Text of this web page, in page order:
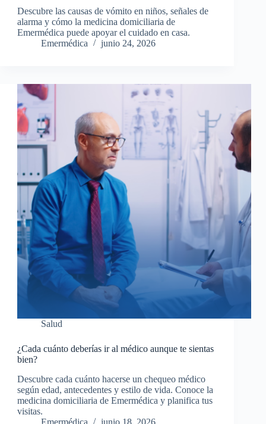
Descubre las causas de vómito en niños, señales de
alarma y cómo la medicina domiciliaria de
Emermédica puede apoyar el cuidado en casa.
Emermédica
junio 24, 2026
Salud
¿Cada cuánto deberías ir al médico aunque te sientas
bien?
Descubre cada cuánto hacerse un chequeo médico
según edad, antecedentes y estilo de vida. Conoce la
medicina domiciliaria de Emermédica y planifica tus
visitas.